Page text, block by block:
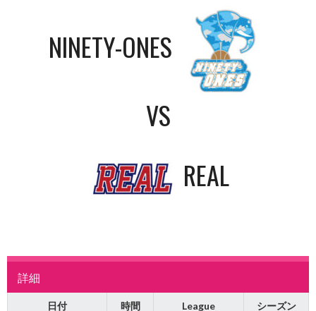
NINETY-ONES
VS
REAL
詳細
日付 時間 League シーズン